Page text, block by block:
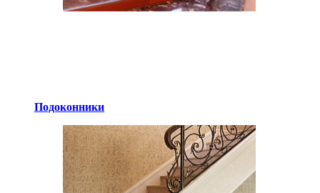
Подоконники